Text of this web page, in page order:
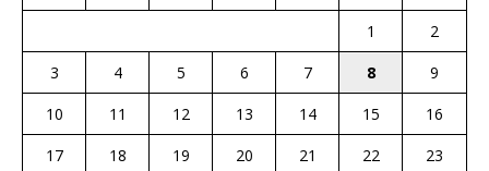
1
2
3
4 5 6 7 8
9
10
11 12 13 14 15
16
17
18 19 20 21 22
23